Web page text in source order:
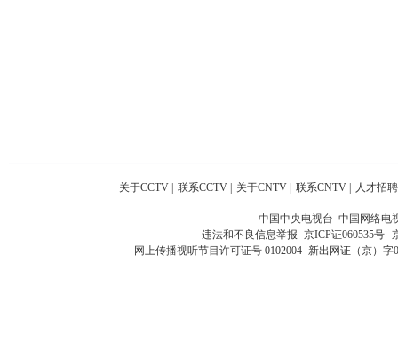
关于CCTV 联系CCTV 关于CNTV 联系CNTV 人才招聘
中国中央电视台 中国网络电
违法和不良信息举报 京ICP证060535号
网上传播视听节目许可证号 0102004 新出网证（京）